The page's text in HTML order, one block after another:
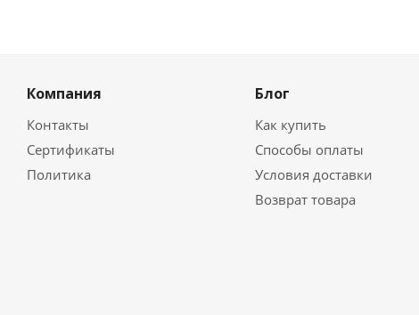
Компания
Контакты
Сертификаты
Политика
Блог
Как купить
Способы оплаты
Условия доставки
Возврат товара